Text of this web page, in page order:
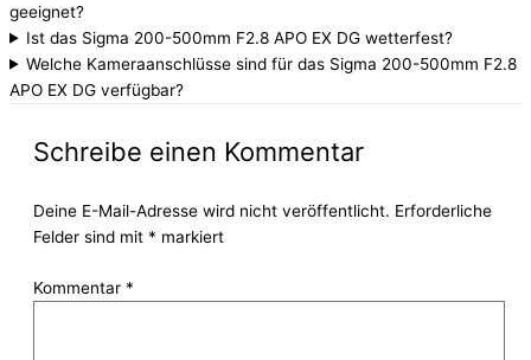
geeignet?
Ist das Sigma 200-500mm F2.8 APO EX DG wetterfest?
Welche Kameraanschlüsse sind für das Sigma 200-500mm F2.8
APO EX DG verfügbar?
Schreibe einen Kommentar
Deine E-Mail-Adresse wird nicht veröffentlicht. Erforderliche
Felder sind mit * markiert
Kommentar *